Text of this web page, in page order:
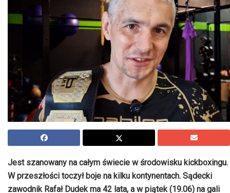
Jest szanowany na całym świecie w środowisku kickboxingu.
W przeszłości toczył boje na kilku kontynentach. Sądecki
zawodnik Rafał Dudek ma 42 lata, a w piątek (19.06) na gali